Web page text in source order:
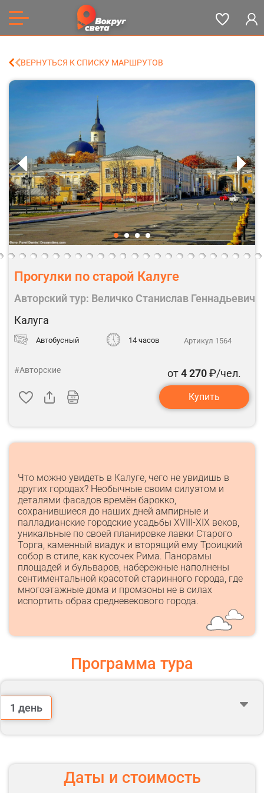
ВЕРНУТЬСЯ К СПИСКУ МАРШРУТОВ
Прогулки по старой Калуге
Авторский тур: Величко Станислав Геннадьевич
Калуга
Автобусный 14 часов Артикул 1564
#Авторские от4 270₽/чел.
Купить
Что можно увидеть в Калуге, чего не увидишь в
других городах? Необычные своим силуэтом и
деталями фасадов времён барокко,
сохранившиеся до наших дней ампирные и
палладианские городские усадьбы XVIII-XIX веков,
уникальные по своей планировке лавки Старого
Торга, каменный виадук и вторящий ему Троицкий
собор в стиле, как кусочек Рима. Панорамы
площадей и бульваров, набережные наполнены
сентиментальной красотой старинного города, где
многоэтажные дома и промзоны не в силах
испортить образ средневекового города.
Программа тура
1 день
Встреча на улице у выхода №1 (к СК «Лужники»).
Посадка в автобус. Переезд в Калугу (185 км). Путевая
Даты и стоимость